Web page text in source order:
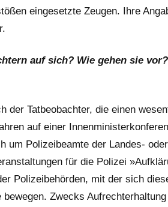
eingesetzte Zeugen. Ihre
auf sich? Wie gehen sie
der Tatbeobachter, die einen
auf einer
um Polizeibeamte der Landes-
für die Polizei
Polizeibehörden, mit der sich
Zwecks